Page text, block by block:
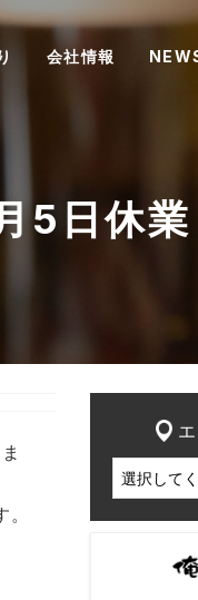
会社情報
5日休業